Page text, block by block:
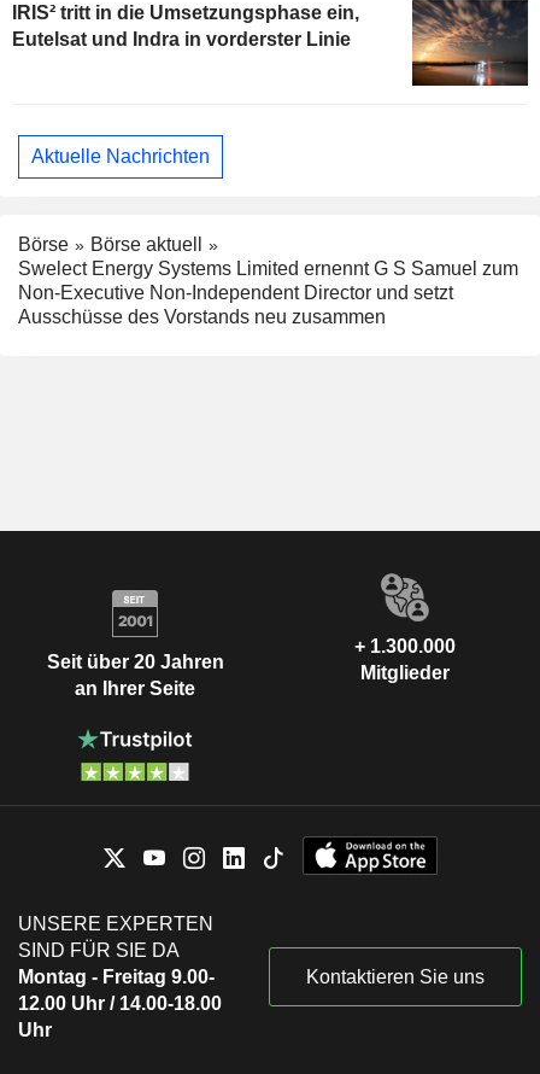
IRIS² tritt in die Umsetzungsphase ein,
Eutelsat und Indra in vorderster Linie
Aktuelle Nachrichten
Börse
Börse aktuell
Swelect Energy Systems Limited ernennt G S Samuel zum
Non-Executive Non-Independent Director und setzt
Ausschüsse des Vorstands neu zusammen
Seit über 20 Jahren
an Ihrer Seite
+ 1.300.000
Mitglieder
UNSERE EXPERTEN
SIND FÜR SIE DA
Montag - Freitag 9.00-
12.00 Uhr / 14.00-18.00
Uhr
Kontaktieren Sie uns